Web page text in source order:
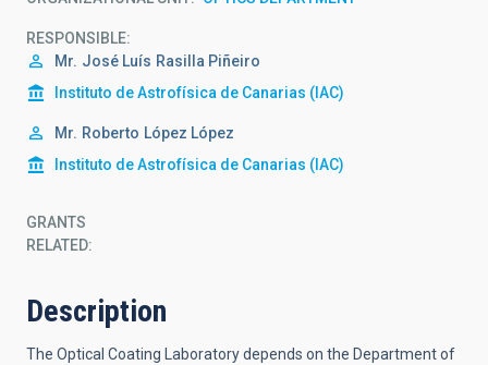
RESPONSIBLE
Mr. José Luís Rasilla Piñeiro
Instituto de Astrofísica de Canarias (IAC)
Mr. Roberto López López
Instituto de Astrofísica de Canarias (IAC)
GRANTS
RELATED:
Description
The Optical Coating Laboratory depends on the Department of